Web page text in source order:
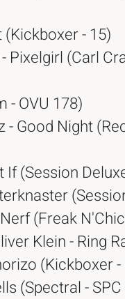
- 15)
Pixelgirl (Carl
- OVU 178)
Good Night
If (Session
(Freak
Klein - Ring
(Kickboxer -
(Spectral -